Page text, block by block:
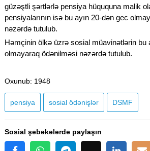
güzəştli şərtlərlə pensiya hüququna malik
pensiyalarının isə bu ayın 20-dən gec
nəzərdə tutulub.
Həmçinin ölkə üzrə sosial müavinətlərin bu
olmayaraq ödənilməsi nəzərdə tutulub.
Oxunub: 1948
pensiya sosial ödənişlər DSMF
Sosial şəbəkələrdə paylaşın